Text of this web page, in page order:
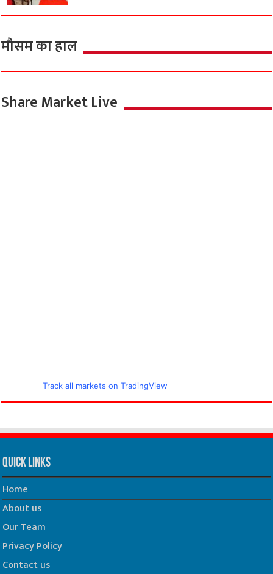
मौसम का हाल
Share Market Live
Track all markets on TradingView
Quick Links
Home
About us
Our Team
Privacy Policy
Contact us